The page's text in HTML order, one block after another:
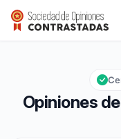
Nishikidôri
Calificación global: 9,8
9,8/10
Opiniones